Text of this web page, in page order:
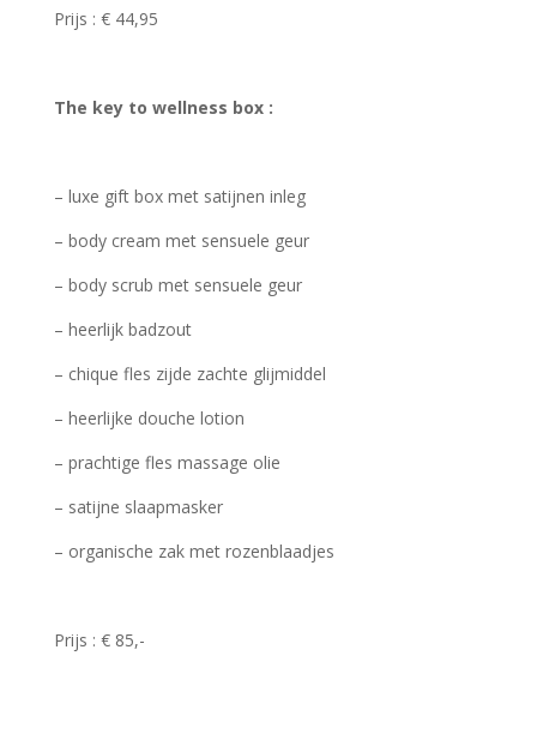
Prijs : € 44,95
The key to wellness box :
– luxe gift box met satijnen inleg
– body cream met sensuele geur
– body scrub met sensuele geur
– heerlijk badzout
– chique fles zijde zachte glijmiddel
– heerlijke douche lotion
– prachtige fles massage olie
– satijne slaapmasker
– organische zak met rozenblaadjes
Prijs : € 85,-